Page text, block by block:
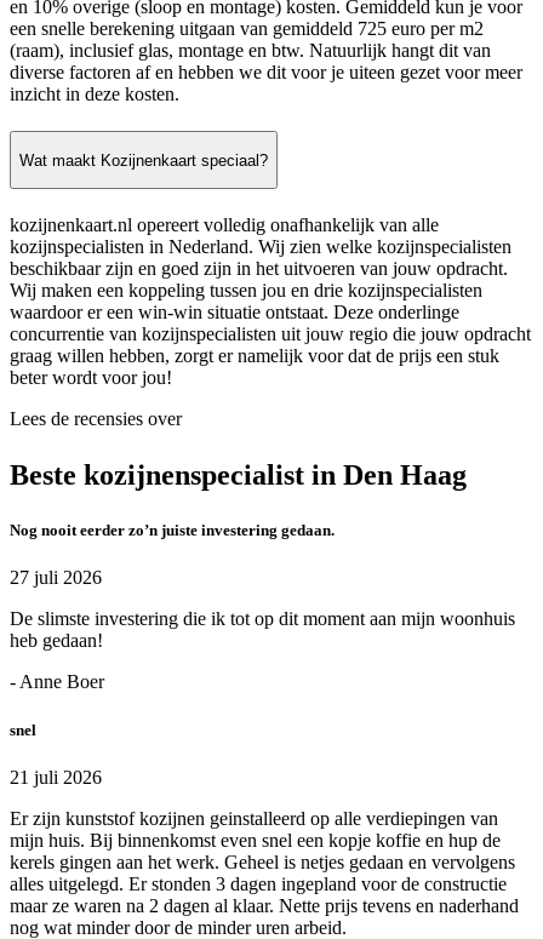
en 10% overige (sloop en montage) kosten. Gemiddeld kun je voor
een snelle berekening uitgaan van gemiddeld 725 euro per m2
(raam), inclusief glas, montage en btw. Natuurlijk hangt dit van
diverse factoren af en hebben we dit voor je uiteen gezet voor meer
inzicht in deze kosten.
Wat maakt Kozijnenkaart speciaal?
kozijnenkaart.nl opereert volledig onafhankelijk van alle
kozijnspecialisten in Nederland. Wij zien welke kozijnspecialisten
beschikbaar zijn en goed zijn in het uitvoeren van jouw opdracht.
Wij maken een koppeling tussen jou en drie kozijnspecialisten
waardoor er een win-win situatie ontstaat. Deze onderlinge
concurrentie van kozijnspecialisten uit jouw regio die jouw opdracht
graag willen hebben, zorgt er namelijk voor dat de prijs een stuk
beter wordt voor jou!
Lees de recensies over
Beste kozijnenspecialist in Den Haag
Nog nooit eerder zo’n juiste investering gedaan.
27 juli 2026
De slimste investering die ik tot op dit moment aan mijn woonhuis
heb gedaan!
- Anne Boer
snel
21 juli 2026
Er zijn kunststof kozijnen geinstalleerd op alle verdiepingen van
mijn huis. Bij binnenkomst even snel een kopje koffie en hup de
kerels gingen aan het werk. Geheel is netjes gedaan en vervolgens
alles uitgelegd. Er stonden 3 dagen ingepland voor de constructie
maar ze waren na 2 dagen al klaar. Nette prijs tevens en naderhand
nog wat minder door de minder uren arbeid.